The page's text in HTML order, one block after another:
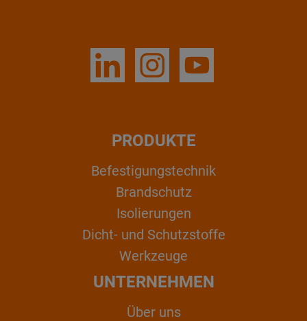
PRODUKTE
Befestigungstechnik
Brandschutz
Isolierungen
Dicht- und Schutzstoffe
Werkzeuge
UNTERNEHMEN
Über uns